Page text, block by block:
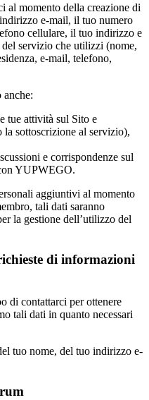
al momento della creazione di
e-mail, il tuo numero
cellulare, il tuo indirizzo e
servizio che utilizzi (nome,
e-mail, telefono,
tue attività sul Sito e
la sottoscrizione al servizio),
e corrispondenze sul
YUPWEGO.
aggiuntivi al momento
tali dati saranno
la gestione dell’utilizzo del
di informazioni
di contattarci per ottenere
tali dati in quanto necessari
tuo nome, del tuo indirizzo e-